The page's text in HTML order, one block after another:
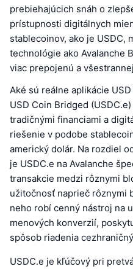
prebiehajúcich snáh o
prístupnosti digitálnych
stablecoinov, ako je USDC,
technológie ako Avalanche
viac prepojenú a
Aké sú reálne aplikácie
USD Coin Bridged
tradičnými financiami a
riešenie v podobe
americký dolár. Na rozdiel
je USDC.e na Avalanche
transakcie medzi rôznymi
užitočnosť naprieč rôznymi
neho robí cenný nástroj na
menových konverzií,
spôsob riadenia
USDC.e je kľúčový pri